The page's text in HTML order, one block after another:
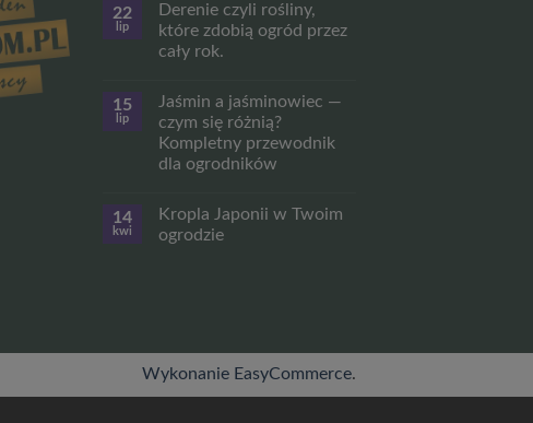
22
lip
Derenie czyli rośliny,
które zdobią ogród przez
cały rok.
do
Derenie
czyli
rośliny,
które
zdobią
cały
rok.
15
lip
Jaśmin a jaśminowiec —
czym się różnią?
Kompletny przewodnik
dla ogrodników
do
Jaśmin
a
dla
ogrodników
14
kwi
Kropla Japonii w Twoim
ogrodzie
ogrodzie
Wykonanie EasyCommerce.